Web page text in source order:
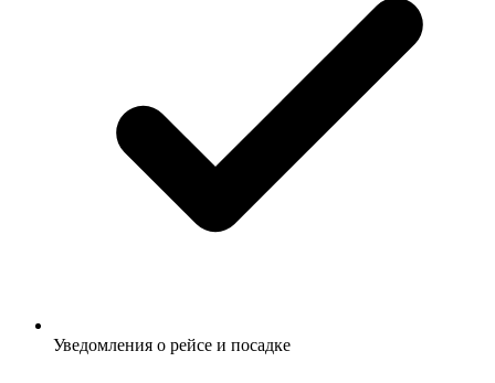
Уведомления о рейсе и посадке